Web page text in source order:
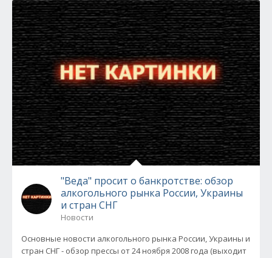
"Веда" просит о банкротстве: обзор
алкогольного рынка России, Украины
и стран СНГ
Новости
Основные новости алкогольного рынка России, Украины и
стран СНГ - обзор прессы от 24 ноября 2008 года (выходит